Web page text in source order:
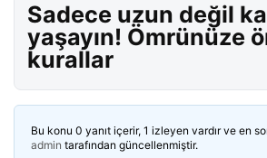
Sadece uzun değil
yaşayın! Ömrünüze
kurallar
Bu konu 0 yanıt içerir, 1 izleyen vardır ve en
admin tarafından güncellenmiştir.